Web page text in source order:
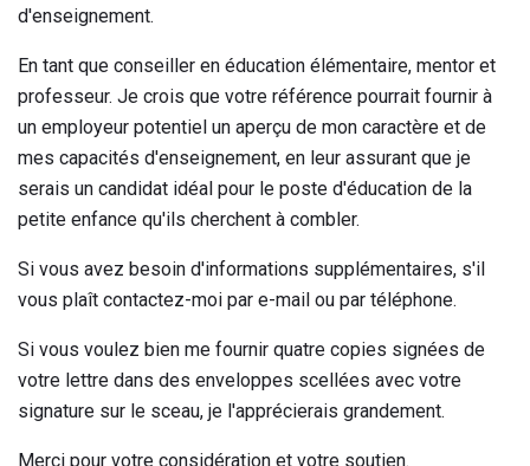
d'enseignement.
En tant que conseiller en éducation élémentaire, mentor et
professeur. Je crois que votre référence pourrait fournir à
un employeur potentiel un aperçu de mon caractère et de
mes capacités d'enseignement, en leur assurant que je
serais un candidat idéal pour le poste d'éducation de la
petite enfance qu'ils cherchent à combler.
Si vous avez besoin d'informations supplémentaires, s'il
vous plaît contactez-moi par e-mail ou par téléphone.
Si vous voulez bien me fournir quatre copies signées de
votre lettre dans des enveloppes scellées avec votre
signature sur le sceau, je l'apprécierais grandement.
Merci pour votre considération et votre soutien.